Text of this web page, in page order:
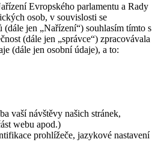
Evropského parlamentu a Rady
osob, v souvislosti se
(dále jen „Nařízení“) souhlasím tímto s
(dále jen „správce“) zpracovávala
(dále jen osobní údaje), a to:
vaší návštěvy našich stránek,
webu apod.)
prohlížeče, jazykové nastavení